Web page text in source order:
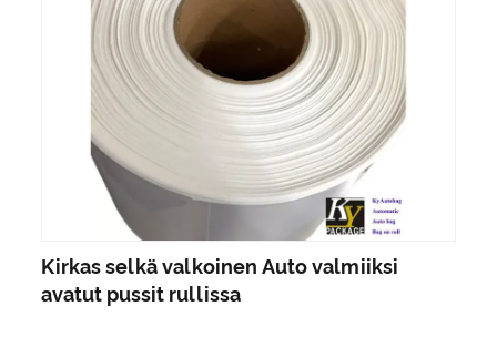
Kirkas selkä valkoinen Auto valmiiksi
avatut pussit rullissa